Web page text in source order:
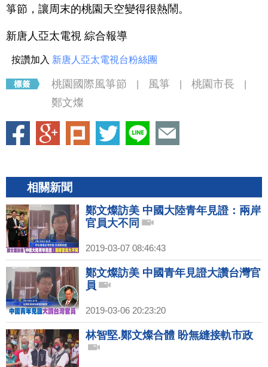
箏節，讓周末的桃園天空變得很熱鬧。
新唐人亞太電視 綜合報導
按讚加入 新唐人亞太電視台粉絲團
桃園國際風箏節 風箏 桃園市長
鄭文燦
相關新聞
鄭文燦訪美 中國大陸青年見證：兩岸
官員大不同
2019-03-07 08:46:43
鄭文燦訪美 中國青年見證大讚台灣官
員
2019-03-06 20:23:20
林智堅.鄭文燦合體 盼無縫接軌市政